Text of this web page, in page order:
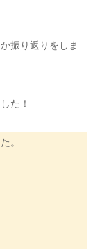
振り返りをしま
た！
。